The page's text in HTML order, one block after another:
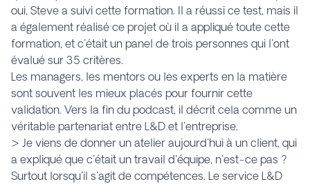
oui, Steve a suivi cette formation. Il a réussi ce test, mais il
a également réalisé ce projet où il a appliqué toute cette
formation, et c'était un panel de trois personnes qui l'ont
évalué sur 35 critères.
Les managers, les mentors ou les experts en la matière
sont souvent les mieux placés pour fournir cette
validation. Vers la fin du podcast, il décrit cela comme un
véritable partenariat entre L&D et l'entreprise.
> Je viens de donner un atelier aujourd'hui à un client, qui
a expliqué que c'était un travail d'équipe, n'est-ce pas ?
Surtout lorsqu'il s'agit de compétences. Le service L&D